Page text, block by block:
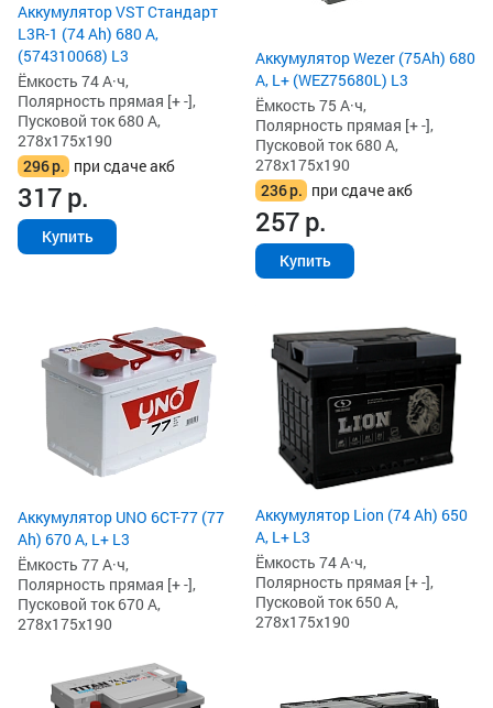
Аккумулятор VST Стандарт
L3R-1 (74 Ah) 680 А,
(574310068) L3
Ёмкость 74 А·ч,
Полярность прямая [+ -],
Пусковой ток 680 А,
278x175x190
296р. при сдаче акб
317р.
Купить
Аккумулятор Wezer (75Ah) 680
А, L+ (WEZ75680L) L3
Ёмкость 75 А·ч,
Полярность прямая [+ -],
Пусковой ток 680 А,
278x175x190
236р. при сдаче акб
257р.
Купить
Аккумулятор UNO 6СТ-77 (77
Ah) 670 А, L+ L3
Ёмкость 77 А·ч,
Полярность прямая [+ -],
Пусковой ток 670 А,
278x175x190
Аккумулятор Lion (74 Ah) 650
А, L+ L3
Ёмкость 74 А·ч,
Полярность прямая [+ -],
Пусковой ток 650 А,
278x175x190